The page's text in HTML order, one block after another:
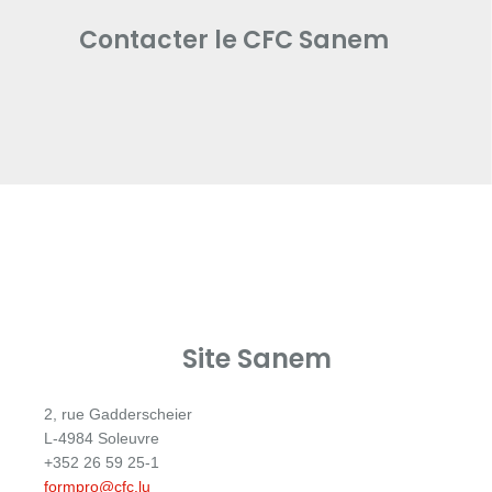
Contacter le CFC Sanem
Site Sanem
2, rue Gadderscheier
L-4984 Soleuvre
+352 26 59 25-1
formpro@cfc.lu